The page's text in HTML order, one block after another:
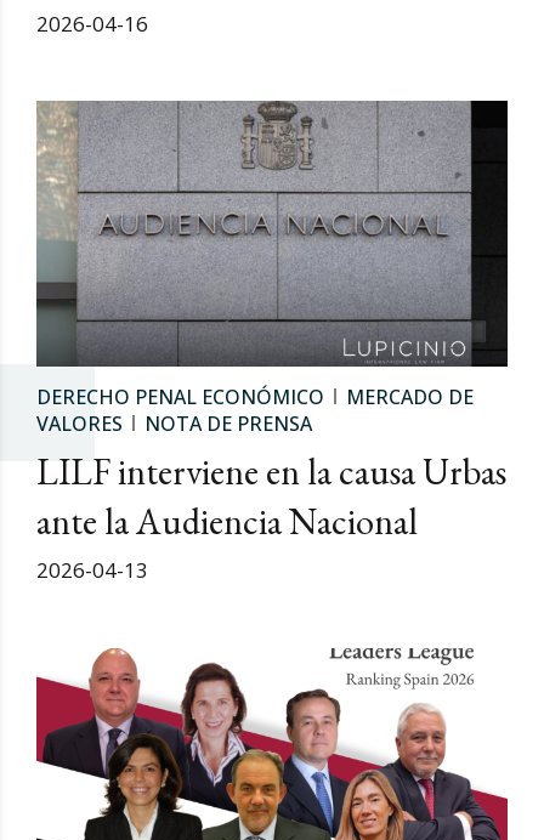
2026-04-16
DERECHO PENAL ECONÓMICO
MERCADO DE
VALORES
NOTA DE PRENSA
LILF interviene en la causa Urbas
ante la Audiencia Nacional
2026-04-13